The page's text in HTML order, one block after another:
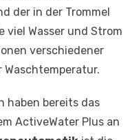
der in der Trommel
viel Wasser und Strom
verschiedener
Waschtemperatur.
haben bereits das
ActiveWater Plus an